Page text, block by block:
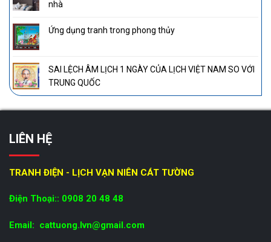
nhà
Ứng dụng tranh trong phong thủy
SAI LỆCH ÂM LỊCH 1 NGÀY CỦA LỊCH VIỆT NAM SO VỚI
TRUNG QUỐC
LIÊN HỆ
TRANH ĐIỆN - LỊCH VẠN NIÊN CÁT TƯỜNG
Điện Thoại:: 0908 20 48 48
Email: cattuong.lvn@gmail.com